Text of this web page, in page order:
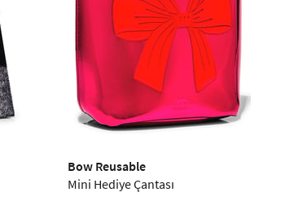
Bow Reusable
Mini Hediye Çantası